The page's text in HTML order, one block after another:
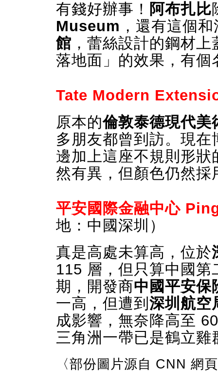
有錢好辦事！ 阿布扎比
Museum ，還有這個
館 ，蕾絲設計的鋼材
落地面」的效果，有
Tate Modern
原本的倫敦泰德現代美
多朋友都曾到訪。現
邊加上這座不規則形
然有異，但顏色仍然採
平安國際金融中心
地：中國深圳）
真是高處未算高，位於
115 層，但只算中國
期，開發商中國平安保
一高，但遭到 深圳航空
成影響，無奈降高至
三角洲一帶已是鶴立
〈部份圖片源自 CNN 網